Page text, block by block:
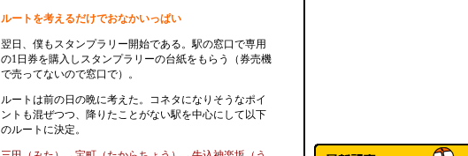
ルートを考えるだけでおなかいっぱい
翌日、僕もスタンプラリー開始である。駅の窓口で専用
の1日券を購入しスタンプラリーの台紙をもらう（券売機
で売ってないので窓口で）。
ルートは前の日の晩に考えた。コネタになりそうなポイ
ントも混ぜつつ、降りたことがない駅を中心にして以下
のルートに決定。